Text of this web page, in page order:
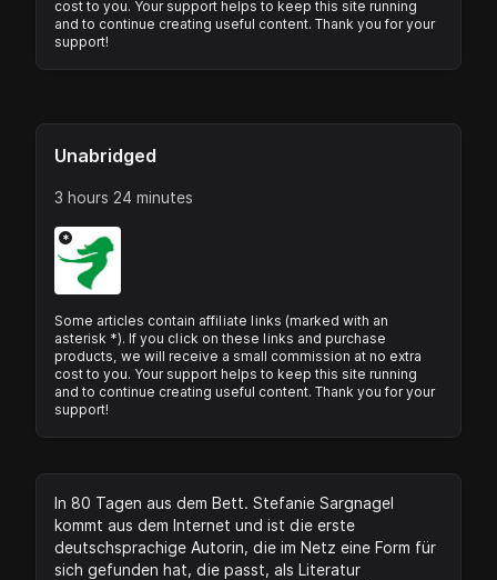
cost to you. Your support helps to keep this site running
and to continue creating useful content. Thank you for your
support!
Unabridged
3 hours 24 minutes
*
Some articles contain affiliate links (marked with an
asterisk *). If you click on these links and purchase
products, we will receive a small commission at no extra
cost to you. Your support helps to keep this site running
and to continue creating useful content. Thank you for your
support!
In 80 Tagen aus dem Bett. Stefanie Sargnagel
kommt aus dem Internet und ist die erste
deutschsprachige Autorin, die im Netz eine Form für
sich gefunden hat, die passt, als Literatur